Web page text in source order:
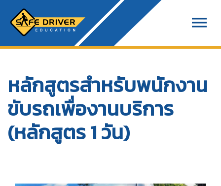
หลักสูตรสำหรับพนักงาน
ขับรถเพื่องานบริการ
(หลักสูตร 1 วัน)